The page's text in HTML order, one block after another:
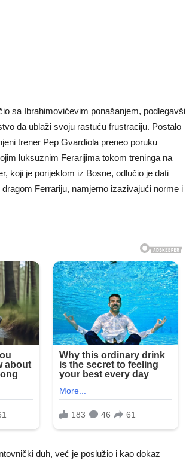
sa Ibrahimovićevim ponašanjem, podlegavši
da ublaži svoju rastuću frustraciju. Postalo
trener Pep Gvardiola preneo poruku
luksuznim Ferarijima tokom treninga na
koji je porijeklom iz Bosne, odlučio je dati
Ferrariju, namjerno izazivajući norme i
duh, već je poslužio i kao dokaz